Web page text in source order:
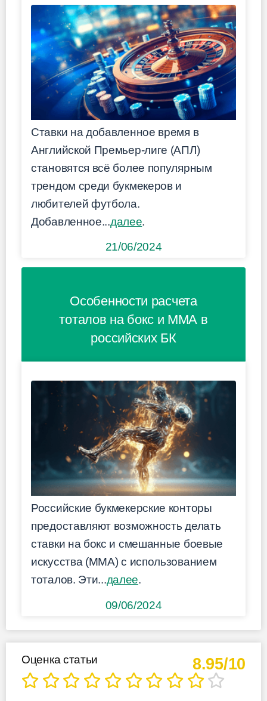
Ставки на добавленное время в
Английской Премьер-лиге (АПЛ)
становятся всё более популярным
трендом среди букмекеров и
любителей футбола.
Добавленное...далее.
21/06/2024
Особенности расчета
тоталов на бокс и ММА в
российских БК
Российские букмекерские конторы
предоставляют возможность делать
ставки на бокс и смешанные боевые
искусства (ММА) с использованием
тоталов. Эти...далее.
09/06/2024
8.95/10
Оценка статьи